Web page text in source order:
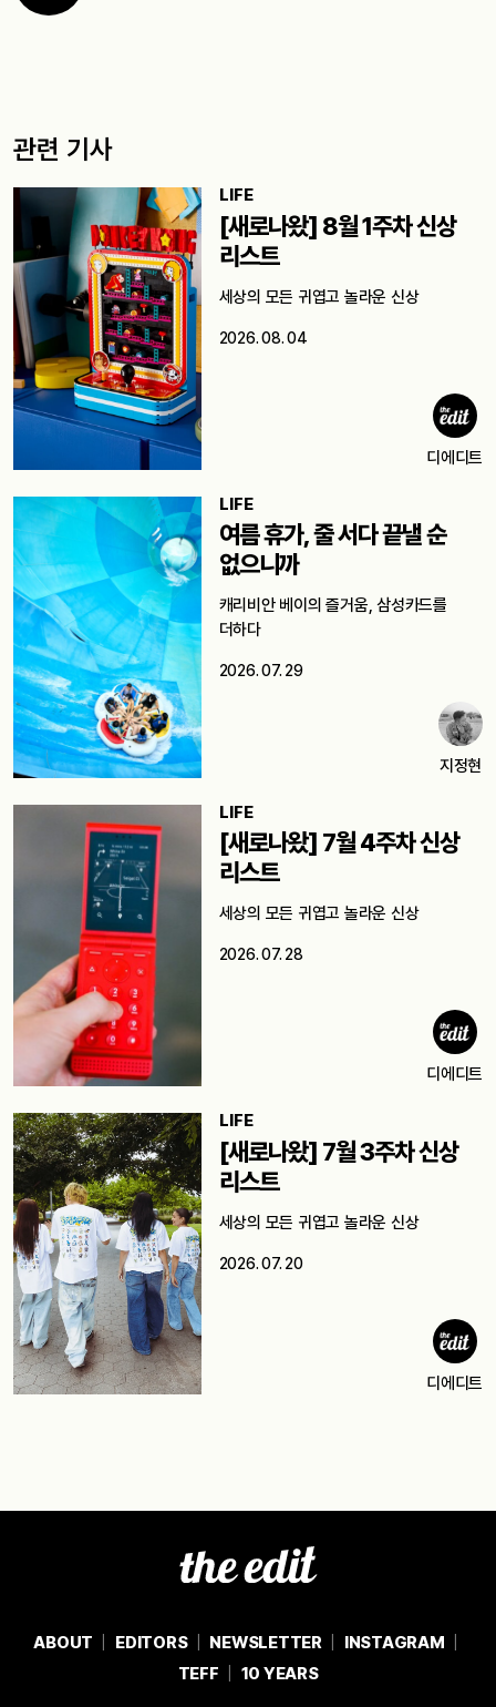
관련 기사
LIFE
[새로나왔] 8월 1주차 신상
리스트
세상의 모든 귀엽고 놀라운 신상
2026. 08. 04
디에디트
LIFE
여름 휴가, 줄 서다 끝낼 순
없으니까
캐리비안 베이의 즐거움, 삼성카드를
더하다
2026. 07. 29
지정현
LIFE
[새로나왔] 7월 4주차 신상
리스트
세상의 모든 귀엽고 놀라운 신상
2026. 07. 28
디에디트
LIFE
[새로나왔] 7월 3주차 신상
리스트
세상의 모든 귀엽고 놀라운 신상
2026. 07. 20
디에디트
ABOUT EDITORS NEWSLETTER
INSTAGRAM
TEFF
10 YEARS